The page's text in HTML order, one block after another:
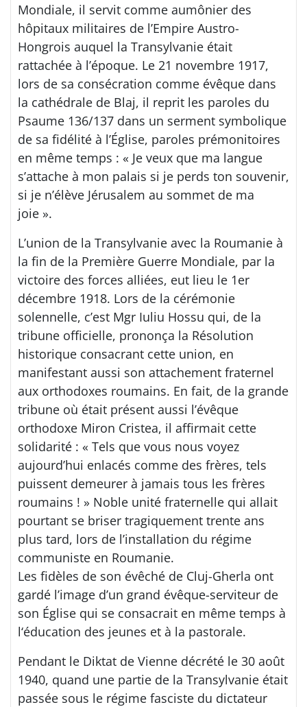
Mondiale, il servit comme aumônier des
hôpitaux militaires de l’Empire Austro-
Hongrois auquel la Transylvanie était
rattachée à l’époque. Le 21 novembre 1917,
lors de sa consécration comme évêque dans
la cathédrale de Blaj, il reprit les paroles du
Psaume 136/137 dans un serment symbolique
de sa fidélité à l’Église, paroles prémonitoires
en même temps : « Je veux que ma langue
s’attache à mon palais si je perds ton souvenir,
si je n’élève Jérusalem au sommet de ma
joie ».
L’union de la Transylvanie avec la Roumanie à
la fin de la Première Guerre Mondiale, par la
victoire des forces alliées, eut lieu le 1er
décembre 1918. Lors de la cérémonie
solennelle, c’est Mgr Iuliu Hossu qui, de la
tribune officielle, prononça la Résolution
historique consacrant cette union, en
manifestant aussi son attachement fraternel
aux orthodoxes roumains. En fait, de la grande
tribune où était présent aussi l’évêque
orthodoxe Miron Cristea, il affirmait cette
solidarité : « Tels que vous nous voyez
aujourd’hui enlacés comme des frères, tels
puissent demeurer à jamais tous les frères
roumains ! » Noble unité fraternelle qui allait
pourtant se briser tragiquement trente ans
plus tard, lors de l’installation du régime
communiste en Roumanie.
Les fidèles de son évêché de Cluj-Gherla ont
gardé l’image d’un grand évêque-serviteur de
son Église qui se consacrait en même temps à
l‘éducation des jeunes et à la pastorale.
Pendant le Diktat de Vienne décrété le 30 août
1940, quand une partie de la Transylvanie était
passée sous le régime fasciste du dictateur